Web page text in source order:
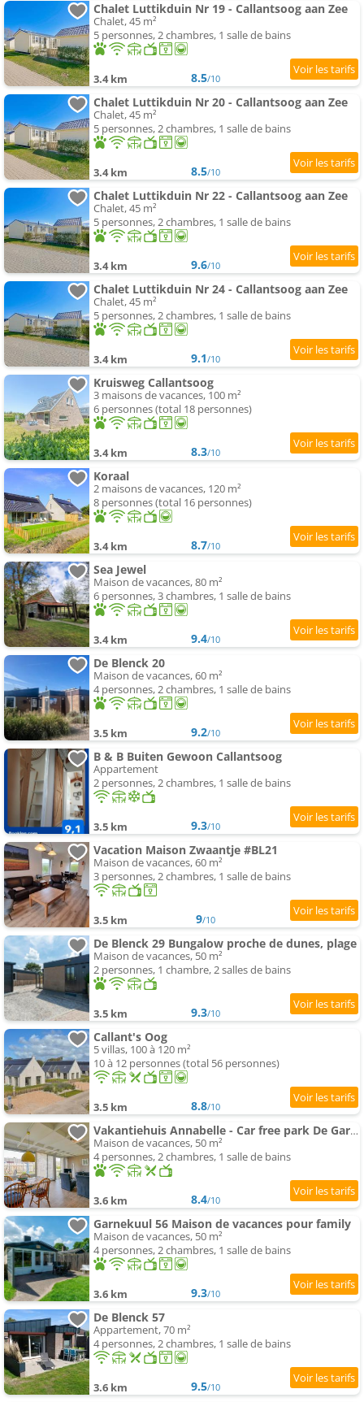
Chalet Luttikduin Nr 19 - Callantsoog aan Zee
Chalet, 45 m²
5 personnes, 2 chambres, 1 salle de bains
3.4 km 8.5/10
Chalet Luttikduin Nr 20 - Callantsoog aan Zee
Chalet, 45 m²
5 personnes, 2 chambres, 1 salle de bains
3.4 km 8.5/10
Chalet Luttikduin Nr 22 - Callantsoog aan Zee
Chalet, 45 m²
5 personnes, 2 chambres, 1 salle de bains
3.4 km 9.6/10
Chalet Luttikduin Nr 24 - Callantsoog aan Zee
Chalet, 45 m²
5 personnes, 2 chambres, 1 salle de bains
3.4 km 9.1/10
Kruisweg Callantsoog
3 maisons de vacances, 100 m²
6 personnes (total 18 personnes)
3.4 km 8.3/10
Koraal
2 maisons de vacances, 120 m²
8 personnes (total 16 personnes)
3.4 km 8.7/10
Sea Jewel
Maison de vacances, 80 m²
6 personnes, 3 chambres, 1 salle de bains
3.4 km 9.4/10
De Blenck 20
Maison de vacances, 60 m²
4 personnes, 2 chambres, 1 salle de bains
3.5 km 9.2/10
B & B Buiten Gewoon Callantsoog
Appartement
2 personnes, 2 chambres, 1 salle de bains
3.5 km 9.3/10
Vacation Maison Zwaantje #BL21
Maison de vacances, 60 m²
3 personnes, 2 chambres, 1 salle de bains
3.5 km 9/10
De Blenck 29 Bungalow proche de dunes, plage
Maison de vacances, 50 m²
2 personnes, 1 chambre, 2 salles de bains
3.5 km 9.3/10
Callant's Oog
5 villas, 100 à 120 m²
10 à 12 personnes (total 56 personnes)
3.5 km 8.8/10
Vakantiehuis Annabelle - Car free park De Garnekuul Callantsoog aan Zee
Maison de vacances, 50 m²
4 personnes, 2 chambres, 1 salle de bains
3.6 km 8.4/10
Garnekuul 56 Maison de vacances pour family
Maison de vacances, 50 m²
4 personnes, 2 chambres, 1 salle de bains
3.6 km 9.3/10
De Blenck 57
Appartement, 70 m²
4 personnes, 2 chambres, 1 salle de bains
3.6 km 9.5/10